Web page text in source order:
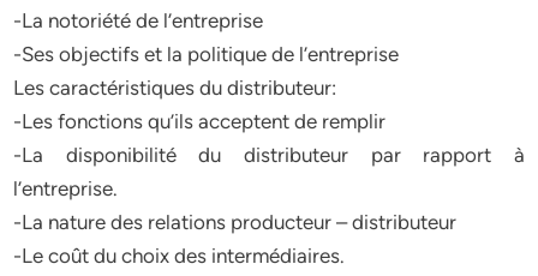
-La notoriété de l’entreprise
-Ses objectifs et la politique de l’entreprise
Les caractéristiques du distributeur:
-Les fonctions qu’ils acceptent de remplir
-La disponibilité du distributeur par rapport à
l’entreprise.
-La nature des relations producteur – distributeur
-Le coût du choix des intermédiaires.